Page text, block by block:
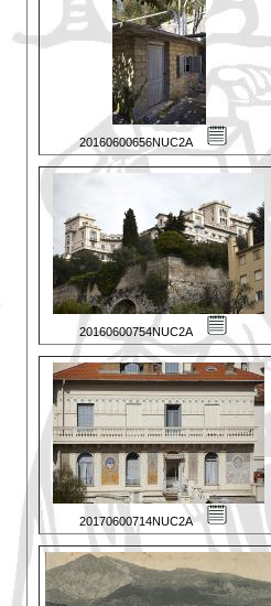
20160600656NUC2A
20160600754NUC2A
20170600714NUC2A